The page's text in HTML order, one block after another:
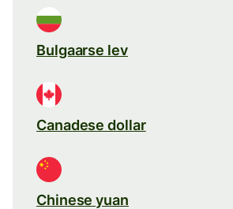
Bulgaarse lev
Canadese dollar
Chinese yuan